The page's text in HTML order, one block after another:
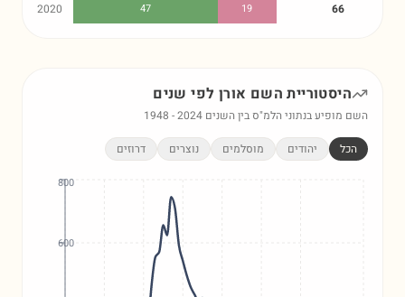
2020 47 19 66
היסטוריית השם אורן לפי שנים
השם מופיע בנתוני הלמ"ס בין השנים 1948 -2024
הכל יהודים מוסלמים נוצרים דרוזים
600
800